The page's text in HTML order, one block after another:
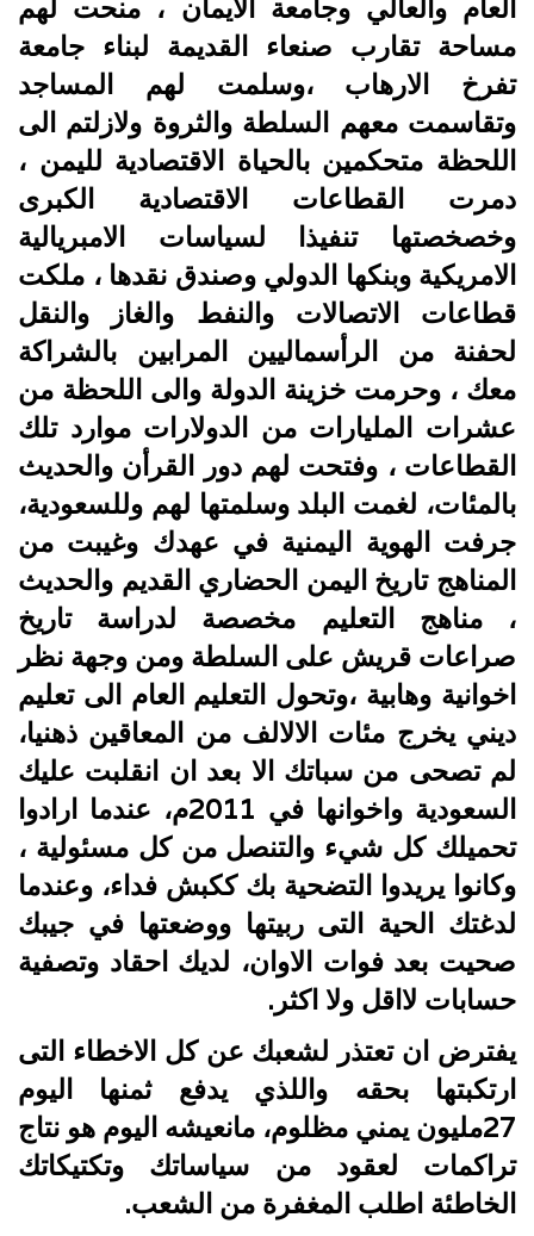
العام والعالي وجامعة الايمان ، منحت لهم
مساحة تقارب صنعاء القديمة لبناء جامعة
تفرخ الارهاب ،وسلمت لهم المساجد
وتقاسمت معهم السلطة والثروة ولازلتم الى
اللحظة متحكمين بالحياة الاقتصادية لليمن ،
دمرت القطاعات الاقتصادية الكبرى
وخصخصتها تنفيذا لسياسات الامبريالية
الامريكية وبنكها الدولي وصندق نقدها ، ملكت
قطاعات الاتصالات والنفط والغاز والنقل
لحفنة من الرأسماليين المرابين بالشراكة
معك ، وحرمت خزينة الدولة والى اللحظة من
عشرات المليارات من الدولارات موارد تلك
القطاعات ، وفتحت لهم دور القرأن والحديث
بالمئات، لغمت البلد وسلمتها لهم وللسعودية،
جرفت الهوية اليمنية في عهدك وغيبت من
المناهج تاريخ اليمن الحضاري القديم والحديث
، مناهج التعليم مخصصة لدراسة تاريخ
صراعات قريش على السلطة ومن وجهة نظر
اخوانية وهابية ،وتحول التعليم العام الى تعليم
ديني يخرج مئات الالالف من المعاقين ذهنيا،
لم تصحى من سباتك الا بعد ان انقلبت عليك
السعودية واخوانها في 2011م، عندما ارادوا
تحميلك كل شيء والتنصل من كل مسئولية ،
وكانوا يريدوا التضحية بك ككبش فداء، وعندما
لدغتك الحية التى ربيتها ووضعتها في جيبك
صحيت بعد فوات الاوان، لديك احقاد وتصفية
حسابات لااقل ولا اكثر.
يفترض ان تعتذر لشعبك عن كل الاخطاء التى
ارتكبتها بحقه واللذي يدفع ثمنها اليوم
27مليون يمني مظلوم، مانعيشه اليوم هو نتاج
تراكمات لعقود من سياساتك وتكتيكاتك
الخاطئة اطلب المغفرة من الشعب.